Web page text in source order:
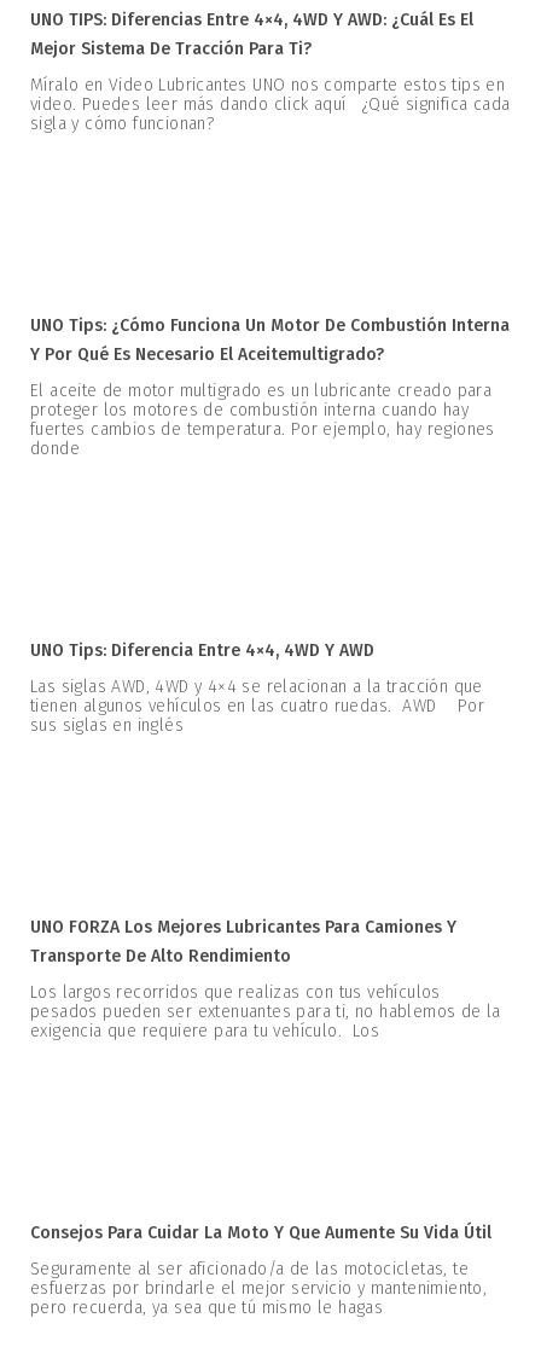
UNO TIPS: Diferencias Entre 4×4, 4WD Y AWD: ¿Cuál Es El
Mejor Sistema De Tracción Para Ti?
Míralo en Video Lubricantes UNO nos comparte estos tips en
video. Puedes leer más dando click aquí ¿Qué significa cada
sigla y cómo funcionan?
UNO Tips: ¿Cómo Funciona Un Motor De Combustión Interna
Y Por Qué Es Necesario El Aceitemultigrado?
El aceite de motor multigrado es un lubricante creado para
proteger los motores de combustión interna cuando hay
fuertes cambios de temperatura. Por ejemplo, hay regiones
donde
UNO Tips: Diferencia Entre 4×4, 4WD Y AWD
Las siglas AWD, 4WD y 4×4 se relacionan a la tracción que
tienen algunos vehículos en las cuatro ruedas. AWD Por
sus siglas en inglés
UNO FORZA Los Mejores Lubricantes Para Camiones Y
Transporte De Alto Rendimiento
Los largos recorridos que realizas con tus vehículos
pesados pueden ser extenuantes para ti, no hablemos de la
exigencia que requiere para tu vehículo. Los
Consejos Para Cuidar La Moto Y Que Aumente Su Vida Útil
Seguramente al ser aficionado/a de las motocicletas, te
esfuerzas por brindarle el mejor servicio y mantenimiento,
pero recuerda, ya sea que tú mismo le hagas